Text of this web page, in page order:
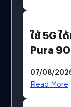
ใช้ 5G ไ
Pura
07/08/
Read More